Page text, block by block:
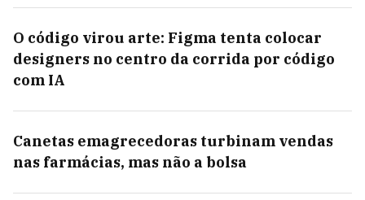
O código virou arte: Figma tenta colocar
designers no centro da corrida por código
com IA
Canetas emagrecedoras turbinam vendas
nas farmácias, mas não a bolsa